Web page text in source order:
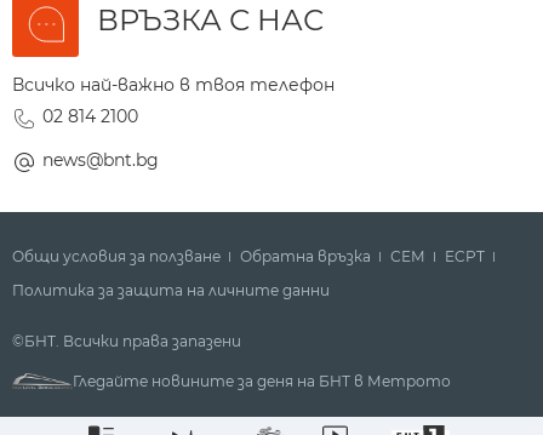
ВРЪЗКА С НАС
Всичко най-важно в твоя телефон
02 814 2100
news@bnt.bg
Общи условия за ползване Обратна връзка СЕМ
ECPT
Политика за защита на личните данни
©БНТ. Всички права запазени
Гледайте новините за деня на БНТ в Метрото